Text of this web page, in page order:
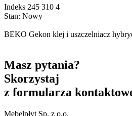
Indeks 245 310 4
Stan: Nowy
BEKO Gekon klej i uszczelniacz
Masz pytania?
Skorzystaj
z formularza
Mebelpłyt Sp. z o.o.